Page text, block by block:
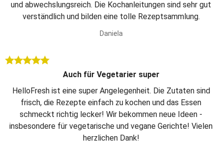
und abwechslungsreich. Die Kochanleitungen sind sehr gut
verständlich und bilden eine tolle Rezeptsammlung.
Daniela
Auch für Vegetarier super
HelloFresh ist eine super Angelegenheit. Die Zutaten sind
frisch, die Rezepte einfach zu kochen und das Essen
schmeckt richtig lecker! Wir bekommen neue Ideen -
insbesondere für vegetarische und vegane Gerichte! Vielen
herzlichen Dank!